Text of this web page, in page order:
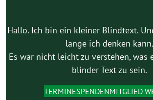
Hallo. Ich bin ein kleiner Blindtext.
lange ich denken kann.
Es war nicht leicht zu verstehen, was
blinder Text zu sein.
TERMINESPENDENMITGLIED